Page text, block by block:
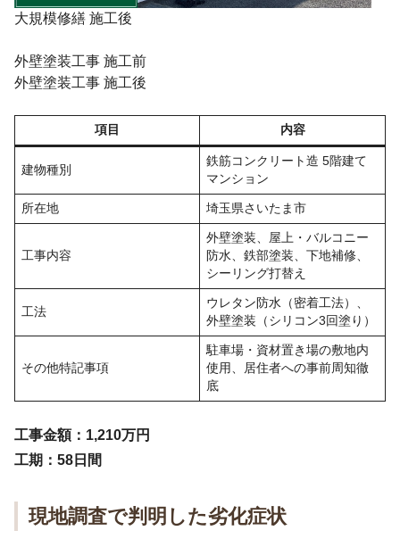
大規模修繕 施工後
外壁塗装工事 施工前
外壁塗装工事 施工後
項目 内容
建物種別
鉄筋コンクリート造 5階建て
マンション
所在地 埼玉県さいたま市
工事内容
外壁塗装、屋上・バルコニー
防水、鉄部塗装、下地補修、
シーリング打替え
工法
ウレタン防水（密着工法）、
外壁塗装（シリコン3回塗り）
その他特記事項
駐車場・資材置き場の敷地内
使用、居住者への事前周知徹
底
工事金額：1,210万円
工期：58日間
現地調査で判明した劣化症状